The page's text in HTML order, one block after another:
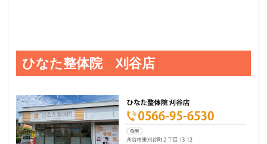
ひなた整体院 刈谷店